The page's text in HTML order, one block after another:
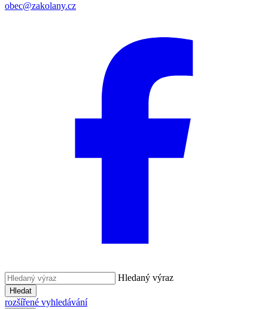
obec@zakolany.cz
Hledaný výraz
Hledat
rozšířené vyhledávání